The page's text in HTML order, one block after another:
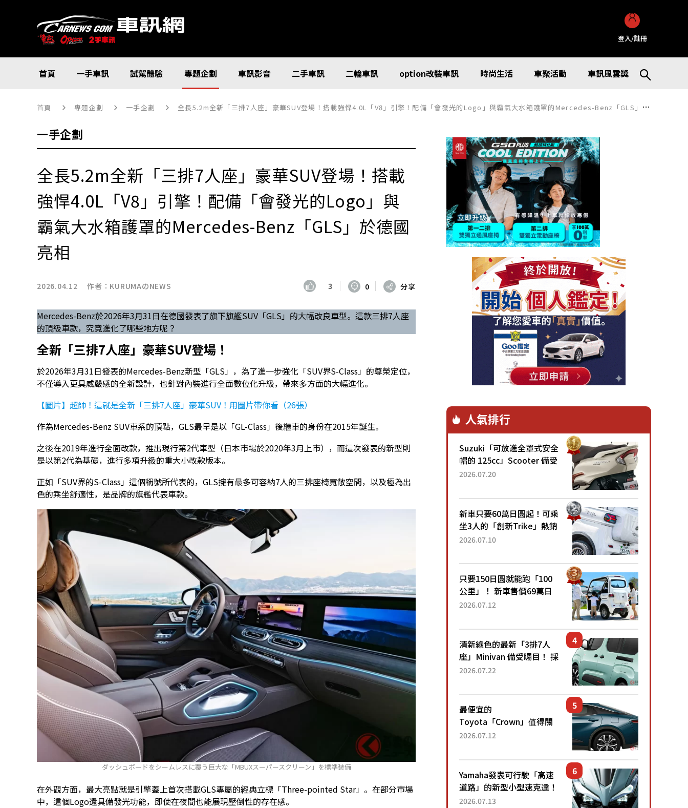
登入/註冊
首頁 一手車訊 試駕體驗 專題企劃 車訊影音 二手車訊 二輪車訊 option改裝車訊 時尚生活 車聚活動 車訊風雲獎
首頁 專題企劃 一手企劃 全長5.2m全新「三排7人座」豪華SUV登場！搭載強悍4.0L「V8」引擎！配備「會發光的Logo」與霸氣大水箱護罩的Mercedes-Benz「GLS」於德國亮相
一手企劃
全長5.2m全新「三排7人座」豪華SUV登場！搭載
強悍4.0L「V8」引擎！配備「會發光的Logo」與
霸氣大水箱護罩的Mercedes-Benz「GLS」於德國
亮相
2026.04.12 作者： KURUMAのNEWS 3 0 分享
Mercedes-Benz於2026年3月31日在德國發表了旗下旗艦SUV「GLS」的大幅改良車型。這款三排7人座
的頂級車款，究竟進化了哪些地方呢？
全新「三排7人座」豪華SUV登場！
於2026年3月31日發表的Mercedes-Benz新型「GLS」，為了進一步強化「SUV界S-Class」的尊榮定位，
不僅導入更具威嚴感的全新設計，也針對內裝進行全面數位化升級，帶來多方面的大幅進化。
【圖片】超帥！這就是全新「三排7人座」豪華SUV！用圖片帶你看（26張）
作為Mercedes-Benz SUV車系的頂點，GLS最早是以「GL-Class」後繼車的身份在2015年誕生。
之後在2019年進行全面改款，推出現行第2代車型（日本市場於2020年3月上市），而這次發表的新型則
是以第2代為基礎，進行多項升級的重大小改款版本。
正如「SUV界的S-Class」這個稱號所代表的，GLS擁有最多可容納7人的三排座椅寬敞空間，以及極為出
色的乘坐舒適性，是品牌的旗艦代表車款。
ダッシュボードをシームレスに覆う巨大な「MBUXスーパースクリーン」を標準装備
在外觀方面，最大亮點就是引擎蓋上首次搭載GLS專屬的經典立標「Three-pointed Star」。在部分市場
中，這個Logo還具備發光功能，即使在夜間也能展現壓倒性的存在感。
人氣排行
Suzuki「可放進全罩式安全
帽的 125cc」Scooter 備受
矚目！採用全新流線設計與
已陸續開始出口的新款
「B...
2026.07.20
新車只要60萬日圓起！可乘
坐3人的「創新Trike」熱銷
大賣成為人氣車款！「養車
日圓就能跑100公里」「小
朋友坐得...
2026.07.10
只要150日圓就能跑「100
公里」！ 新車售價69萬日
圓的「3人座」Trike大受歡
為何能迅速熱賣？
2026.07.12
清新綠色的最新「3排7人
座」Minivan 備受矚目！ 採
用全長4.7公尺剛剛好的車
還推出467萬元日圓起的5
人座版...
2026.07.22
最便宜的
Toyota「Crown」值得關
注！ 搭載4WD、每公升
眼！ 配備豐富、超越售價
水準，堪稱高CP值代表的
「...
2026.07.12
Yamaha發表可行駛「高速
道路」的新型小型速克達！
搭載能享受超強勁「渦輪
2026.07.13